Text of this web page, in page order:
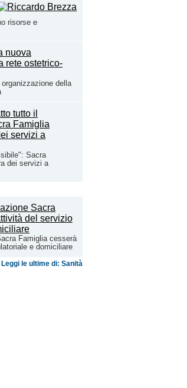
risorse e
della
Sacra
dei servizi a
Famiglia cesserà
e domiciliare
Leggi le ultime di: Sanità